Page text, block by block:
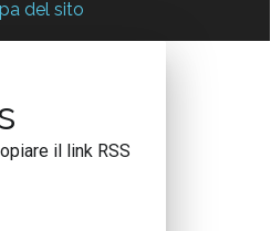
del sito
il link RSS